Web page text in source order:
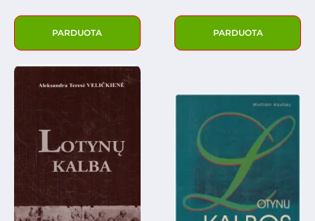
PARDUOTA PARDUOTA